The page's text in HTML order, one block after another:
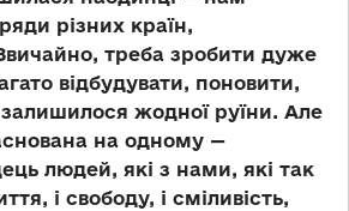
різних країн,
треба зробити дуже
відбудувати, поновити,
залишилося жодної руїни. Але
на одному —
людей, які з нами, які так
і свободу, і сміливість,